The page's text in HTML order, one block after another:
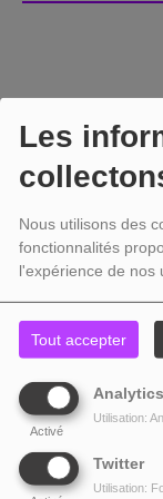
Les
Nous utilisons des
fonctionnalités
l'expérience de nos
Tout accepter
Analytics
Activé
Utilisation:
Twitter
Utilisation: